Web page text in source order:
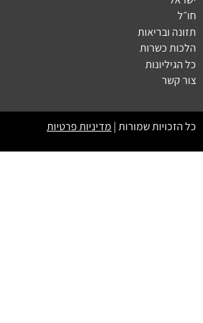
חו״ל
תזונה ובריאות
הלכות כשרות
כל הגיליונות
צור קשר
כל הזכויות שמורות | מדיניות פרטיות